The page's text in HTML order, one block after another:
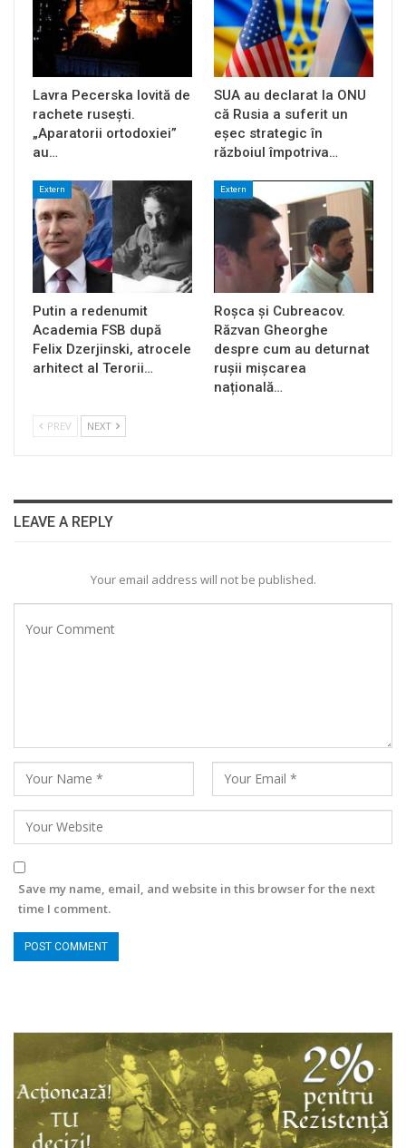
Lavra Pecerska lovită de
rachete rusești.
„Aparatorii ortodoxiei”
au…
SUA au declarat la ONU
că Rusia a suferit un
eșec strategic în
războiul împotriva…
Extern
Putin a redenumit
Academia FSB după
Felix Dzerjinski, atrocele
arhitect al Terorii…
Extern
Roșca și Cubreacov.
Răzvan Gheorghe
despre cum au deturnat
rușii mișcarea
națională…
PREV NEXT
LEAVE A REPLY
Your email address will not be published.
Save my name, email, and website in this browser for the next
time I comment.